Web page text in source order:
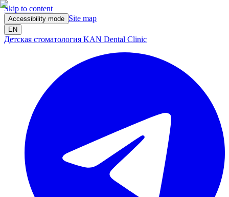
Skip to content
Accessibility mode Site map
EN
Детская стоматология KAN Dental Clinic